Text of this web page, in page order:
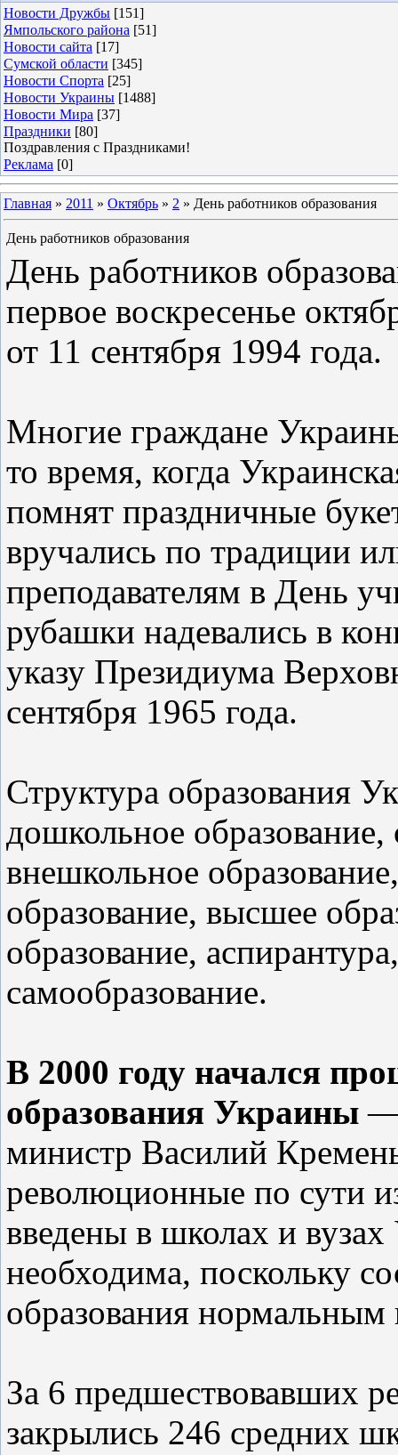
Новости Дружбы [151]
Ямпольского района [51]
Новости сайта [17]
Сумской области [345]
Новости Спорта [25]
Новости Украины [1488]
Новости Мира [37]
Праздники [80]
Поздравления с Праздниками!
Реклама [0]
Главная » 2011 » Октябрь » 2 » День работников образования
День работников образования
День работников
первое воскресенье
от 11 сентября 1994 года.
Многие граждане
то время, когда
помнят праздничные
вручались по традиции
преподавателям в День
рубашки надевались в
указу Президиума
сентября 1965 года.
Структура образования
дошкольное образование,
внешкольное
образование, высшее
образование,
самообразование.
В 2000 году начался
образования Украины —
министр Василий
революционные по сути
введены в школах и
необходима, поскольку
образования нормальным
За 6 предшествовавших
закрылись 246 средних